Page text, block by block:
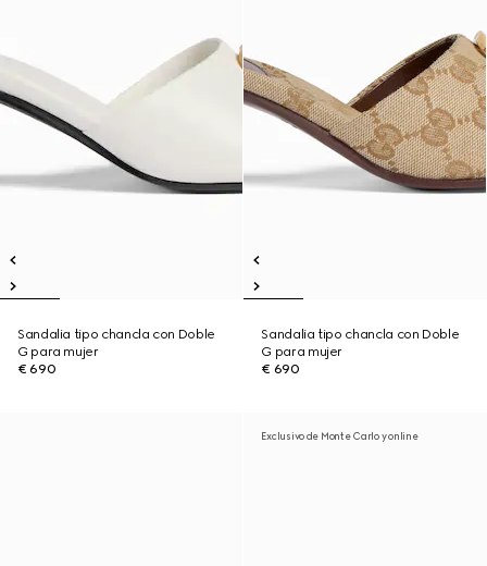
Sandalia tipo chancla con Doble
G para mujer
€ 690
Sandalia tipo chancla con Doble
G para mujer
€ 690
Exclusivo de Monte Carlo y online